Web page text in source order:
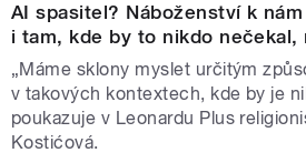
AI spasitel? Náboženství k
i tam, kde by to nikdo nečekal,
„Máme sklony myslet určitým
v takových kontextech, kde by je
poukazuje v Leonardu Plus
Kostićová.